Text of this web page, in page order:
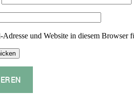
und Website in diesem Browser